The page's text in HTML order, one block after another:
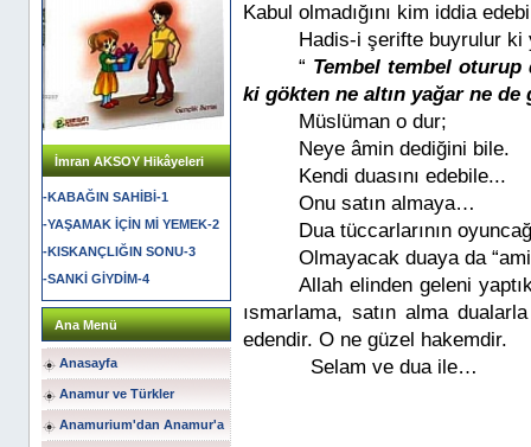
İmran AKSOY Hikâyeleri
-KABAĞIN SAHİBİ-1
-YAŞAMAK İÇİN Mİ YEMEK-2
-KISKANÇLIĞIN SONU-3
-SANKİ GİYDİM-4
Ana Menü
Anasayfa
Anamur ve Türkler
Anamurium'dan Anamur'a
Kabul olmadığını kim iddia
Hadis-i şerifte buyrulur ki
“ Tembel tembel
ki gökten ne altın yağar ne de
Müslüman o dur;
Neye âmin dediğini bile.
Kendi duasını edebile...
Onu satın almaya…
Dua tüccarlarının
Olmayacak duaya da
Allah elinden geleni
ısmarlama, satın alma
edendir. O ne güzel hakemdir.
Selam ve dua ile…